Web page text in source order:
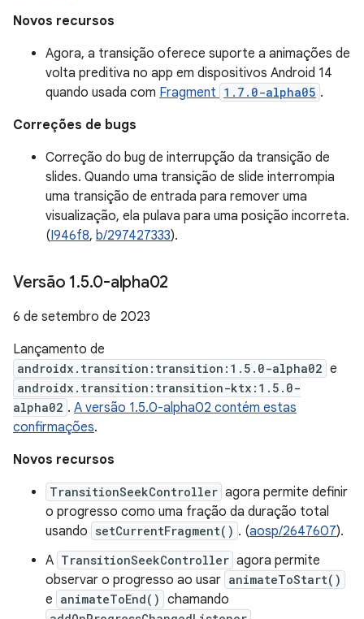
Novos recursos
Agora, a transição oferece suporte a animações de
volta preditiva no app em dispositivos Android 14
quando usada com Fragment 1.7.0-alpha05 .
Correções de bugs
Correção do bug de interrupção da transição de
slides. Quando uma transição de slide interrompia
uma transição de entrada para remover uma
visualização, ela pulava para uma posição incorreta.
(I946f8, b/297427333).
Versão 1.5.0-alpha02
6 de setembro de 2023
Lançamento de
androidx.transition:transition:1.5.0-alpha02 e
androidx.transition:transition-ktx:1.5.0-
alpha02 . A versão 1.5.0-alpha02 contém estas
confirmações.
Novos recursos
TransitionSeekController agora permite definir
o progresso como uma fração da duração total
usando setCurrentFragment() . (aosp/2647607).
A TransitionSeekController agora permite
observar o progresso ao usar animateToStart()
e animateToEnd() chamando